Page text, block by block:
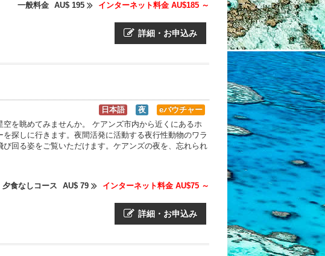
一般料金 AU$ 195 インターネット料金 AU$185 ～
詳細・お申込み
日本語 夜
eバウチャー
を眺めてみませんか。 ケアンズ市内から近くにあるホ
探しに行きます。夜間活発に活動する夜行性動物のワラ
回る姿をご覧いただけます。ケアンズの夜を、忘れられ
夕食なしコース AU$ 79 インターネット料金 AU$75 ～
詳細・お申込み